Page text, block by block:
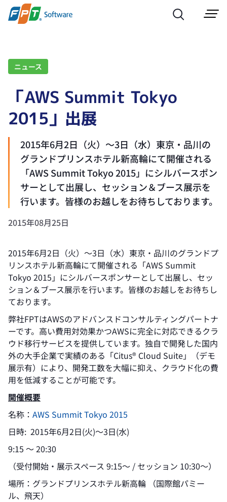
ニュース
「AWS Summit Tokyo
2015」出展
2015年6月2日（火）～3日（水）東京・品川の
グランドプリンスホテル新高輪にて開催される
「AWS Summit Tokyo 2015」にシルバースポン
サーとして出展し、セッション＆ブース展示を
行います。皆様のお越しをお待ちしております。
2015年08月25日
2015年6月2日（火）～3日（水）東京・品川のグランドプ
リンスホテル新高輪にて開催される「AWS Summit
Tokyo 2015」にシルバースポンサーとして出展し、セッ
ション＆ブース展示を行います。皆様のお越しをお待ちし
ております。
弊社FPTはAWSのアドバンスドコンサルティングパートナ
ーです。高い費用対効果かつAWSに完全に対応できるクラ
ウド移行サービスを提供しています。独自で開発した国内
外の大手企業で実績のある「Citus® Cloud Suite」（デモ
展示有）により、開発工数を大幅に抑え、クラウド化の費
用を低減することが可能です。
開催概要
名称： AWS Summit Tokyo 2015
日時: 2015年6月2日(火)～3日(水)
9:15 ～ 20:30
（受付開始・展示スペース 9:15～ / セッション 10:30～）
場所：グランドプリンスホテル新高輪 （国際館パミー
ル、飛天）